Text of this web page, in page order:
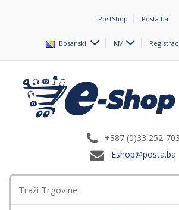
PostShop Posta.ba
Bosanski KM
+387 (0)33 252-703
Eshop@posta.ba